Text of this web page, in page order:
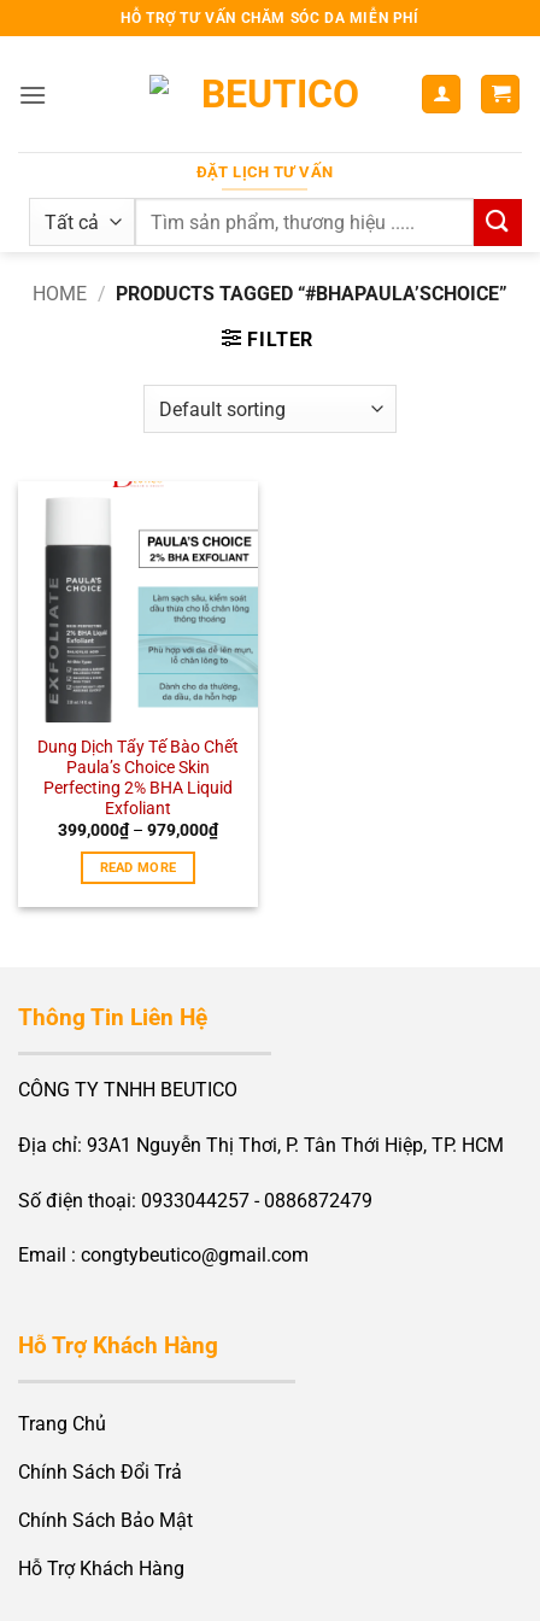
qua
dung
HỖ TRỢ TƯ VẤN CHĂM SÓC DA MIỄN PHÍ
ĐẶT LỊCH TƯ VẤN
Search
HOME / PRODUCTS TAGGED “#BHAPAULA’SCHOICE”
FILTER
Dung Dịch Tẩy Tế Bào Chết
Paula’s Choice Skin
Perfecting 2% BHA Liquid
Exfoliant
399,000₫– 979,000₫
READ MORE
Thông Tin Liên Hệ
CÔNG TY TNHH BEUTICO
Địa chỉ: 93A1 Nguyễn Thị Thơi, P. Tân Thới Hiệp, TP. HCM
Số điện thoại: 0933044257 - 0886872479
Email : congtybeutico@gmail.com
Hỗ Trợ Khách Hàng
Trang Chủ
Chính Sách Đổi Trả
Chính Sách Bảo Mật
Hỗ Trợ Khách Hàng